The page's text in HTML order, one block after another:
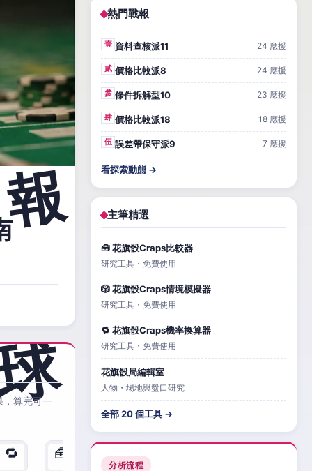
算完可一
🔁 🧰 🧮
熱門戰報
壹 資料查核派11 24 應援
貳 價格比較派8 24 應援
參 條件拆解型10 23 應援
肆 價格比較派18 18 應援
伍 誤差帶保守派9 7 應援
看探索動態 →
主筆精選
🧰 花旗骰Craps比較器
研究工具・免費使用
🎲 花旗骰Craps情境模擬器
研究工具・免費使用
🔁 花旗骰Craps機率換算器
研究工具・免費使用
花旗骰局編輯室
人物・場地與盤口研究
全部 20 個工具 →
分析流程